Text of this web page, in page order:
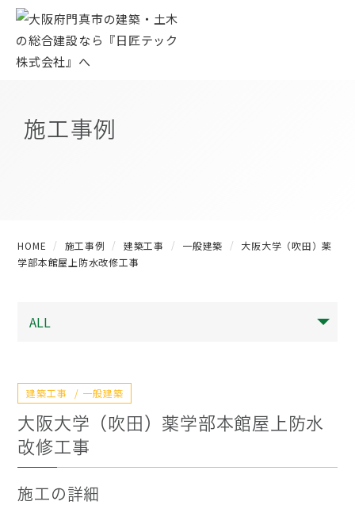
施工事例
HOME 施工事例 建築工事 一般建築
大阪大学（吹田）薬
学部本館屋上防水改修工事
建築工事 一般建築
大阪大学（吹田）薬学部本館屋上防水
改修工事
施工の詳細